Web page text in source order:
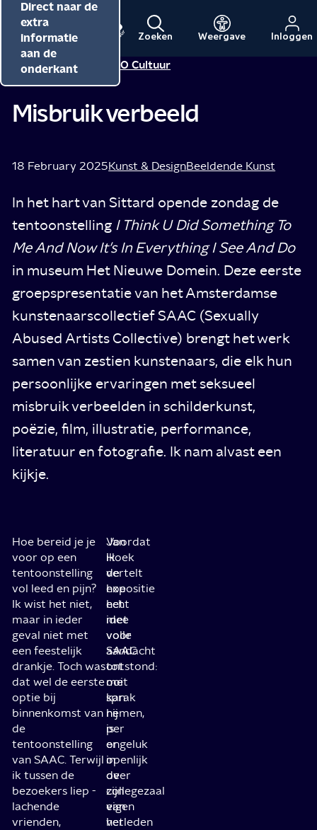
Direct naar de
inhoud
Direct naar de
hoofdnavigatie
Direct naar de
extra
informatie
aan de
onderkant
Menu
Naar
de
NPO
beginpagina
NPO
Zoeken Weergave Inloggen
Tip vanRedactie NPO Cultuur
Misbruik verbeeld
18 February 2025Kunst & DesignBeeldende Kunst
In het hart van Sittard opende zondag de
tentoonstelling I Think U Did Something To
Me And Now It's In Everything I See And Do
in museum Het Nieuwe Domein. Deze eerste
groepspresentatie van het Amsterdamse
kunstenaarscollectief SAAC (Sexually
Abused Artists Collective) brengt het werk
samen van zestien kunstenaars, die elk hun
persoonlijke ervaringen met seksueel
misbruik verbeelden in schilderkunst,
poëzie, film, illustratie, performance,
literatuur en fotografie. Ik nam alvast een
kijkje.
Hoe bereid je je
voor op een
tentoonstelling
vol leed en pijn?
Ik wist het niet,
maar in ieder
geval niet met
een feestelijk
drankje. Toch was
dat wel de eerste
optie bij
binnenkomst van
de
tentoonstelling
van SAAC. Terwijl
ik tussen de
bezoekers liep -
lachende
vrienden,
Voordat
ik
de
expositie
echt
met
volle
aandacht
tot
me
kan
nemen,
is
er
in
de
collegezaal
van
het
Jan
Hoek
vertelt
hoe
het
idee
voor
SAAC
ontstond:
ooit
sprak
hij
per
ongeluk
openlijk
over
zijn
eigen
verleden